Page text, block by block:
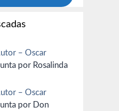
– Oscar
por Rosalinda
– Oscar
por Don